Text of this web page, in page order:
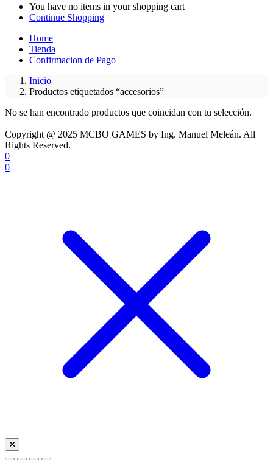
You have no items in your shopping cart
Continue Shopping
Home
Tienda
Confirmacion de Pago
Inicio
Productos etiquetados “accesorios”
No se han encontrado productos que coincidan con tu selección.
Copyright @ 2025 MCBO GAMES by Ing. Manuel Meleán. All
Rights Reserved.
0
0